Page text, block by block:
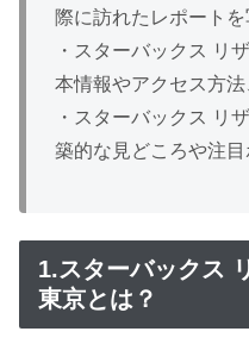
際に訪れたレポート
・スターバックス リ
本情報やアクセス方
・スターバックス リ
築的な見どころや注目
1.スターバックス
東京とは？